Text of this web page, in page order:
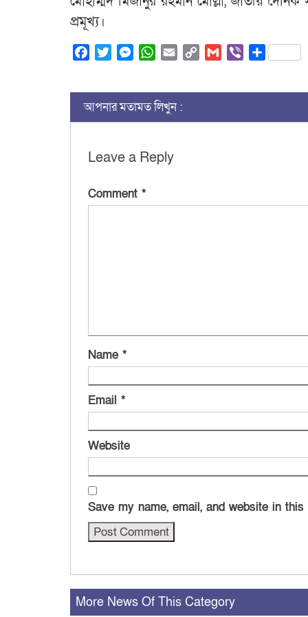
প্রমূখ্য।
FacebookTwitterMessenger
WhatsApp
Email Copy
Gmail ViberShare
আপনার মতামত লিখুন :
Leave a Reply
Comment *
Name *
Email *
Website
Save my name, email, and website in
More News Of This Category